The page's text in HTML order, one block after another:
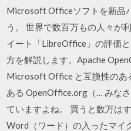
Microsoft Officeソフトを新品
う。 世界で数百万もの人々が
イート「LibreOffice」の評価
方を解説します。Apache
Microsoft Office と互換性のあ
ある OpenOffice.org（… みな
ていますよね。 買うと数万は
Word（ワード）の入ったマイ